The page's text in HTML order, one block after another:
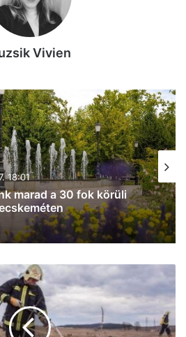
Vivien
18:01
marad a 30 fok körüli